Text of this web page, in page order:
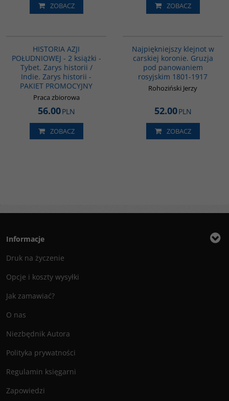
ZOBACZ ZOBACZ
HISTORIA AZJI
POŁUDNIOWEJ - 2 książki -
Tybet. Zarys historii /
Indie. Zarys historii -
PAKIET PROMOCYJNY
Praca zbiorowa
56.00PLN
ZOBACZ
Najpiękniejszy klejnot w
carskiej koronie. Gruzja
pod panowaniem
rosyjskim 1801-1917
Rohoziński Jerzy
52.00PLN
ZOBACZ
Informacje
Druk na życzenie
Opcje i koszty wysyłki
Jak zamawiać?
O nas
Niezbędnik Autora
Polityka prywatności
Regulamin księgarni
Zapowiedzi